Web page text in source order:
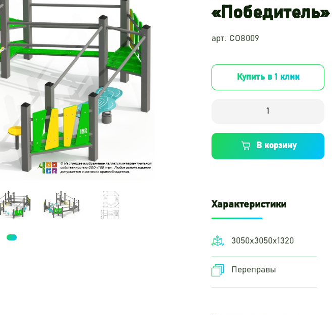
«Победитель»
арт. CO8009
Купить в 1 клик
В корзину
Характеристики
3050х3050х1320
Переправы